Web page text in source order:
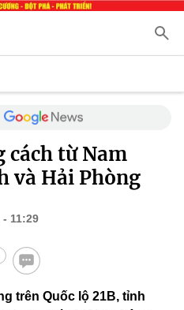
cách từ Nam
và Hải Phòng
11:29
trên Quốc lộ 21B, tỉnh